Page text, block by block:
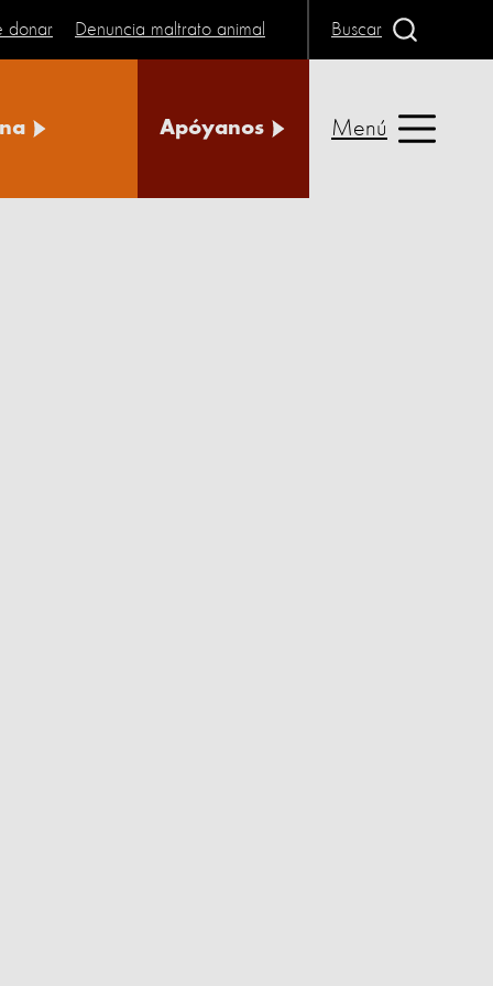
donar Denuncia maltrato animal Buscar
Apóyanos Menú